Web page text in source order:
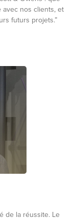
nos clients, et
futurs projets.”
de la réussite. Le